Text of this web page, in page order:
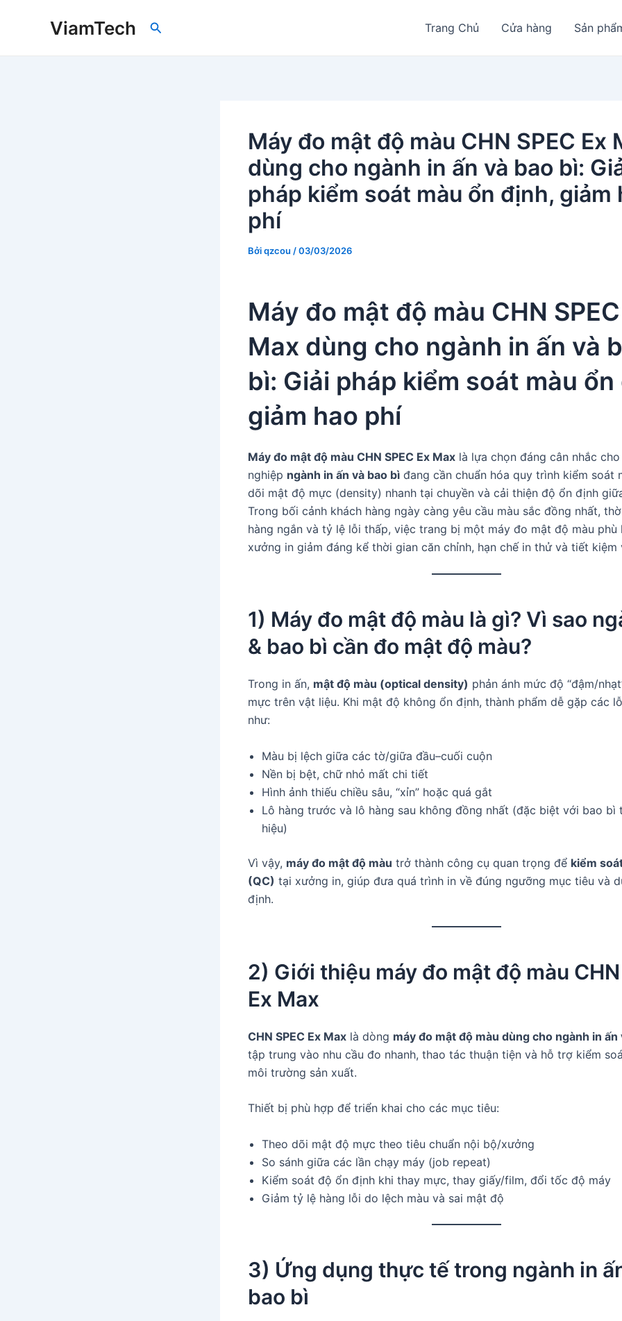
ViamTech
Tìm
Trang Chủ Cửa hàng Sản
Máy đo mật độ màu CHN SPEC Ex
dùng cho ngành in ấn và bao bì:
pháp kiểm soát màu ổn định, giảm
phí
Bởiqzcou /03/03/2026
Máy đo mật độ màu CHN
Max dùng cho ngành in ấn và
bì: Giải pháp kiểm soát màu
giảm hao phí
Máy đo mật độ màu CHN SPEC Ex Max là lựa chọn đáng cân nhắc
nghiệp ngành in ấn và bao bì đang cần chuẩn hóa quy trình kiểm soát
dõi mật độ mực (density) nhanh tại chuyền và cải thiện độ ổn định
Trong bối cảnh khách hàng ngày càng yêu cầu màu sắc đồng nhất,
hàng ngắn và tỷ lệ lỗi thấp, việc trang bị một máy đo mật độ màu phù
xưởng in giảm đáng kể thời gian căn chỉnh, hạn chế in thử và tiết kiệm
1) Máy đo mật độ màu là gì? Vì sao
& bao bì cần đo mật độ màu?
Trong in ấn, mật độ màu (optical density) phản ánh mức độ “đậm/
mực trên vật liệu. Khi mật độ không ổn định, thành phẩm dễ gặp các
như:
Màu bị lệch giữa các tờ/giữa đầu–cuối cuộn
Nền bị bệt, chữ nhỏ mất chi tiết
Hình ảnh thiếu chiều sâu, “xỉn” hoặc quá gắt
Lô hàng trước và lô hàng sau không đồng nhất (đặc biệt với bao bì
hiệu)
Vì vậy, máy đo mật độ màu trở thành công cụ quan trọng để kiểm
(QC) tại xưởng in, giúp đưa quá trình in về đúng ngưỡng mục tiêu và
định.
2) Giới thiệu máy đo mật độ màu CHN
Ex Max
CHN SPEC Ex Max là dòng máy đo mật độ màu dùng cho ngành in ấn
tập trung vào nhu cầu đo nhanh, thao tác thuận tiện và hỗ trợ kiểm
môi trường sản xuất.
Thiết bị phù hợp để triển khai cho các mục tiêu:
Theo dõi mật độ mực theo tiêu chuẩn nội bộ/xưởng
So sánh giữa các lần chạy máy (job repeat)
Kiểm soát độ ổn định khi thay mực, thay giấy/film, đổi tốc độ máy
Giảm tỷ lệ hàng lỗi do lệch màu và sai mật độ
3) Ứng dụng thực tế trong ngành in
bao bì